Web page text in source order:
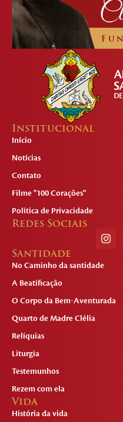
Institucional
Início
Notícias
Contato
Filme "100 Corações"
Política de Privacidade
Redes Sociais
Santidade
No Caminho da santidade
A Beatificação
O Corpo da Bem-Aventurada
Quarto de Madre Clélia
Relíquias
Liturgia
Testemunhos
Rezem com ela
Vida
História da vida